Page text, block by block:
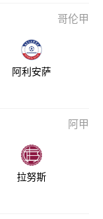
哥伦甲
阿利安萨
阿甲
拉努斯